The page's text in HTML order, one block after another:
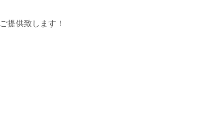
提供致します！